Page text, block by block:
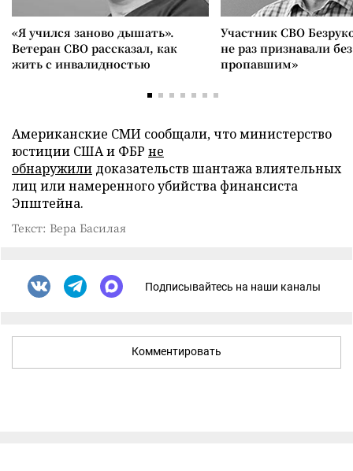
«Я учился заново дышать».
Ветеран СВО рассказал, как
жить с инвалидностью
Участник СВО
не раз признавали
пропавшим»
Американские СМИ сообщали, что министерство
юстиции США и ФБР не
обнаружили доказательств шантажа влиятельных
лиц или намеренного убийства финансиста
Эпштейна.
Текст: Вера Басилая
Подписывайтесь на наши каналы
Комментировать